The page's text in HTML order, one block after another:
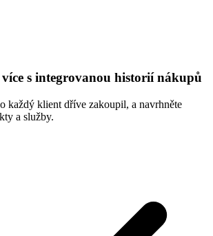
s integrovanou historií nákupů
každý klient dříve zakoupil, a navrhněte
a služby.